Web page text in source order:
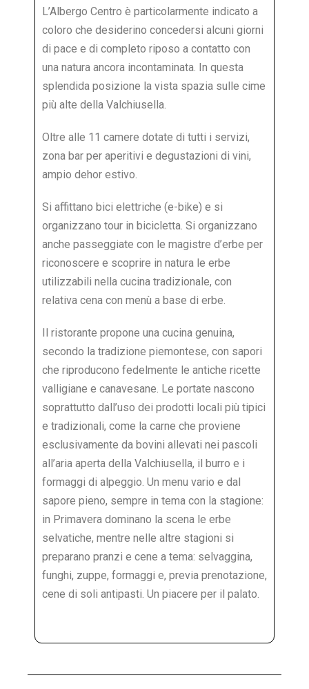
L’Albergo Centro è particolarmente indicato a
coloro che desiderino concedersi alcuni giorni
di pace e di completo riposo a contatto con
una natura ancora incontaminata. In questa
splendida posizione la vista spazia sulle cime
più alte della Valchiusella.
Oltre alle 11 camere dotate di tutti i servizi,
zona bar per aperitivi e degustazioni di vini,
ampio dehor estivo.
Si affittano bici elettriche (e-bike) e si
organizzano tour in bicicletta. Si organizzano
anche passeggiate con le magistre d’erbe per
riconoscere e scoprire in natura le erbe
utilizzabili nella cucina tradizionale, con
relativa cena con menù a base di erbe.
Il ristorante propone una cucina genuina,
secondo la tradizione piemontese, con sapori
che riproducono fedelmente le antiche ricette
valligiane e canavesane. Le portate nascono
soprattutto dall’uso dei prodotti locali più tipici
e tradizionali, come la carne che proviene
esclusivamente da bovini allevati nei pascoli
all’aria aperta della Valchiusella, il burro e i
formaggi di alpeggio. Un menu vario e dal
sapore pieno, sempre in tema con la stagione:
in Primavera dominano la scena le erbe
selvatiche, mentre nelle altre stagioni si
preparano pranzi e cene a tema: selvaggina,
funghi, zuppe, formaggi e, previa prenotazione,
cene di soli antipasti. Un piacere per il palato.